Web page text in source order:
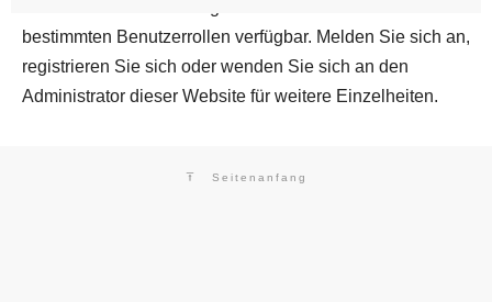
bestimmten Benutzerrollen verfügbar. Melden Sie sich an,
registrieren Sie sich oder wenden Sie sich an den
Administrator dieser Website für weitere Einzelheiten.
Seitenanfang